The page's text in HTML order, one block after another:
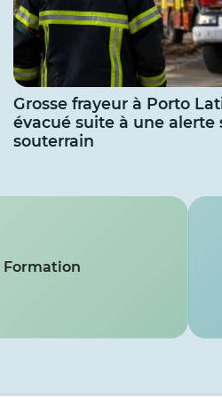
Grosse frayeur à Porto
évacué suite à une alerte
souterrain
Formation